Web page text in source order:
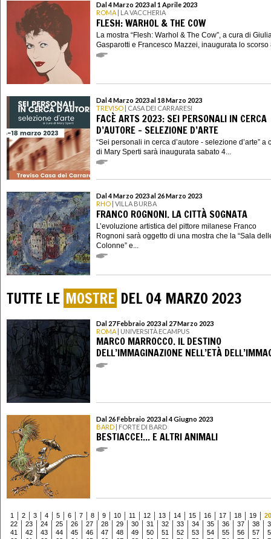
Dal 4 Marzo 2023 al 1 Aprile 2023
ROMA | LA VACCHERIA
FLESH: WARHOL & THE COW
La mostra “Flesh: Warhol & The Cow”, a cura di
Gasparotti e Francesco Mazzei, inaugurata lo scorso
Dal 4 Marzo 2023 al 18 Marzo 2023
TREVISO | CASA DEI CARRARESI
FACÈ ARTS 2023: SEI PERSONALI IN CERCA
D’AUTORE - SELEZIONE D’ARTE
“Sei personali in cerca d’autore - selezione d’arte” a
di Mary Sperti sarà inaugurata sabato 4...
Dal 4 Marzo 2023 al 26 Marzo 2023
RHO | VILLA BURBA
FRANCO ROGNONI. LA CITTÀ SOGNATA
L’evoluzione artistica del pittore milanese Franco
Rognoni sarà oggetto di una mostra che la “Sala
Colonne” e...
TUTTE LE MOSTRE DEL 04 MARZO 2023
Dal 27 Febbraio 2023 al 27 Marzo 2023
ROMA | UNIVERSITÀ ECAMPUS
MARCO MARROCCO. IL DESTINO
DELL’IMMAGINAZIONE NELL’ETÀ
Dal 26 Febbraio 2023 al 4 Giugno 2023
BARD | FORTE DI BARD
BESTIACCE!... E ALTRI ANIMALI
1 2 3 4 5 6 7 8 9 10 11 12 13 14 15 16 17 18 19
20
22
23 24 25 26 27 28 29 30 31 32 33 34 35 36 37 38
41
42 43 44 45 46 47 48 49 50 51 52 53 54 55 56 57